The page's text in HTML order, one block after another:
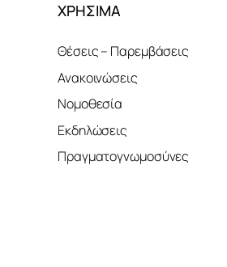
ΧΡΗΣΙΜΑ
Θέσεις – Παρεμβάσεις
Ανακοινώσεις
Νομοθεσία
Εκδηλώσεις
Πραγματογνωμοσύνες